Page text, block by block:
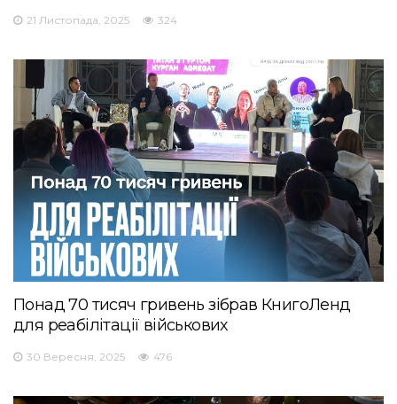
21 Листопада, 2025 324
Понад 70 тисяч гривень зібрав КнигоЛенд
для реабілітації військових
30 Вересня, 2025 476